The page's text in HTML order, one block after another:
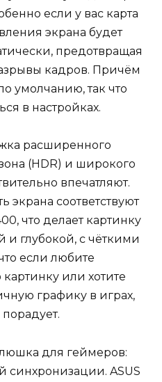
если у вас карта
экрана будет
предотвращая
кадров. Причём
умолчанию, так что
в настройках.
расширенного
(HDR) и широкого
впечатляют.
экрана соответствуют
что делает картинку
глубокой, с чёткими
если любите
или хотите
графику в играх,
для геймеров:
синхронизации. ASUS